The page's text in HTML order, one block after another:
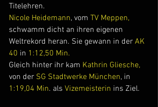
Titelehren.
Nicole Heidemann, vom TV Meppen,
schwamm dicht an ihren eigenen
Weltrekord heran. Sie gewann in der AK
40 in 1:12,50 Min.
Gleich hinter ihr kam Kathrin Gliesche,
von der SG Stadtwerke München, in
1:19,04 Min. als Vizemeisterin ins Ziel.